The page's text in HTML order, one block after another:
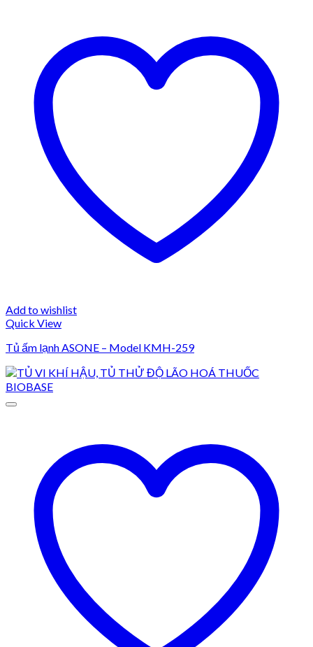
Add to wishlist
Quick View
Tủ ấm lạnh ASONE – Model KMH-259